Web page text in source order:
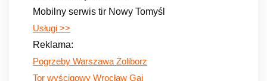
Mobilny serwis tir Nowy Tomyśl
Usługi >>
Reklama:
Pogrzeby Warszawa Żoliborz
Tor wyścigowy Wrocław Gaj